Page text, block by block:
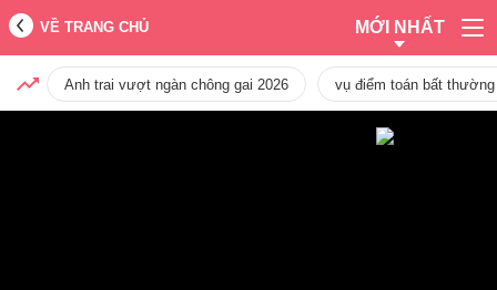
VỀ TRANG CHỦ MỚI NHẤT
Anh trai vượt ngàn chông gai 2026 vụ điểm toán bất